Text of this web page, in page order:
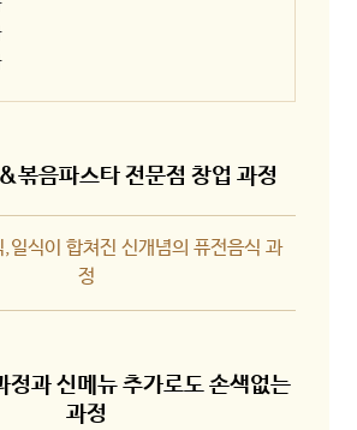
볶음파스타 전문점 창업 과정
일식이 합쳐진 신개념의 퓨전음식 과
정
정과 신메뉴 추가로도 손색없는
과정